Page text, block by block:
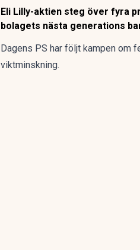
Eli Lilly-aktien steg över fyra
bolagets nästa generations
Dagens PS har följt kampen om
viktminskning.